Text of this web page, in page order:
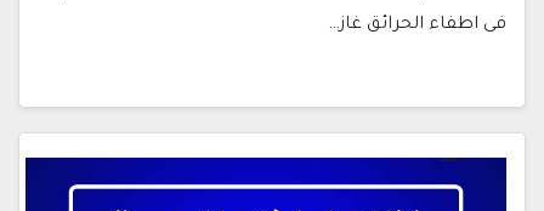
فى اطفاء الحرائق غاز…